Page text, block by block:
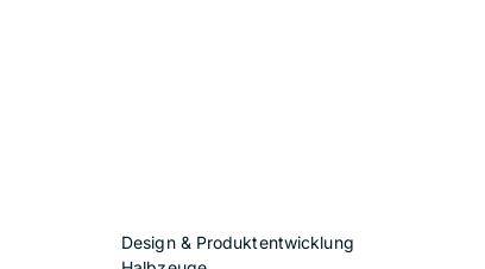
Design & Produktentwicklung